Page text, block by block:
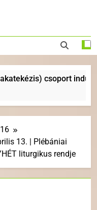
csoport indul
16
13. | Plébániai
liturgikus rendje